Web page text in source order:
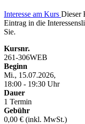
Interesse am Kurs Dieser
Eintrag in die
Sie.
Kursnr.
261-306WEB
Beginn
Mi., 15.07.2026,
18:00 - 19:30 Uhr
Dauer
1 Termin
Gebühr
0,00 € (inkl. MwSt.)